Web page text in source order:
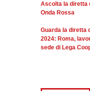
Ascolta la diretta
Onda Rossa
Guarda la diretta
2024: Roma,
sede di Lega